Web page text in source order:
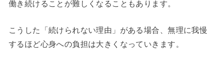
働き続けることが難しくなることもあります。
こうした「続けられない理由」がある場合、無理に我慢
するほど心身への負担は大きくなっていきます。